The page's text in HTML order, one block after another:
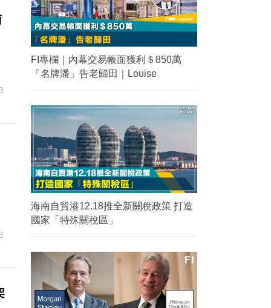
FI專欄｜內幕交易帳面獲利＄850萬
「名牌潘」告老歸田｜Louise
海南自貿港12.18推全新關稅政策 打造
國家「特殊關稅區」